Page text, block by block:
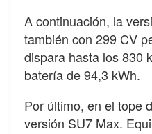
A continuación, la
también con 299 CV
dispara hasta los 830
batería de 94,3 kWh.
Por último, en el tope
versión SU7 Max.